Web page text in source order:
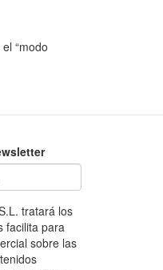
“modo
tratará los
facilita para
sobre las